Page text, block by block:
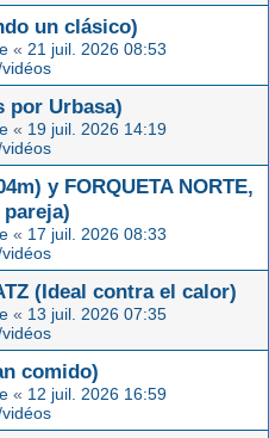
un clásico)
« 21 juil. 2026 08:53
por Urbasa)
« 19 juil. 2026 14:19
y FORQUETA NORTE,
« 17 juil. 2026 08:33
(Ideal contra el calor)
« 13 juil. 2026 07:35
comido)
« 12 juil. 2026 16:59